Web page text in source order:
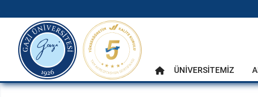
Ana Menü
gazi.edu.tr
Anasayfa
ÜNİVERSİTEMİZ